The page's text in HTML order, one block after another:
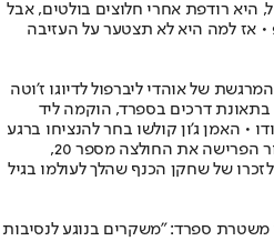
היא רודפת אחרי חלוצים בולטים, אבל
• אז למה היא לא תצטער על העזיבה
של אוהדי ליברפול לדיוגו ז'וטה
דרכים בספרד, הוקמה ליד
• האמן ג'ון קולשו בחר להנציחו ברגע
של אהבה לאוהדים • ליברפול כזכור הפרישה את החולצה מספר 20,
של שחקן הכנף שהלך לעולמו בגיל
משטרת ספרד: "משקרים בנוגע לנסיבות